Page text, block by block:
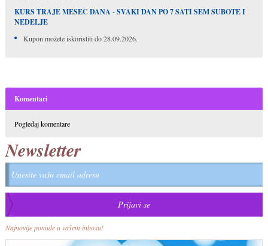
KURS TRAJE MESEC DANA - SVAKI DAN PO 7 SATI SEM SUBOTE I
NEDELJE
Kupon možete iskoristiti do 28.09.2026.
Komentari
Pogledaj komentare
Newsletter
Najnovije ponude u vašem inboxu!